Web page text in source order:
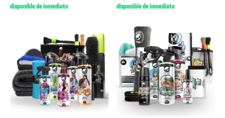
disponible de inmediato
disponible de inmediato